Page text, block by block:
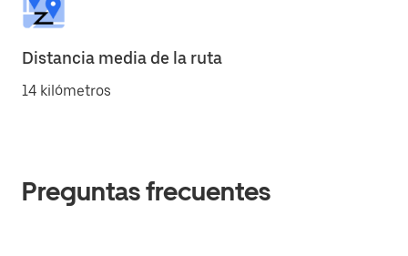
Distancia media de la ruta
14 kilómetros
Preguntas frecuentes